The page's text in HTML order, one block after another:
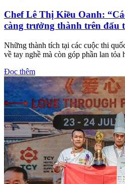
Chef Lê Thị Kiều Oanh:
càng trưởng thành trên đấu
Những thành tích tại các cuộc thi
về tay nghề mà còn góp phần lan
Đọc thêm